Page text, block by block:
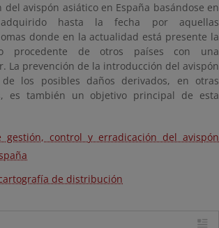
avispón asiático en España basándose en
hasta la fecha por aquellas
donde en la actualidad está presente la
procedente de otros países con una
La prevención de la introducción del avispón
los posibles daños derivados, en otras
es también un objetivo principal de esta
gestión, control y erradicación del avispón
de distribución